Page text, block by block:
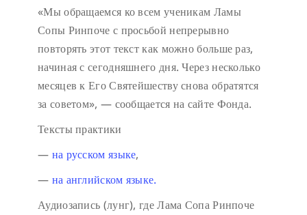
«Мы обращаемся ко всем ученикам Ламы
Сопы Ринпоче с просьбой непрерывно
повторять этот текст как можно больше раз,
начиная с сегодняшнего дня. Через несколько
месяцев к Его Святейшеству снова обратятся
за советом», — сообщается на сайте Фонда.
Тексты практики
— на русском языке,
— на английском языке.
Аудиозапись (лунг), где Лама Сопа Ринпоче